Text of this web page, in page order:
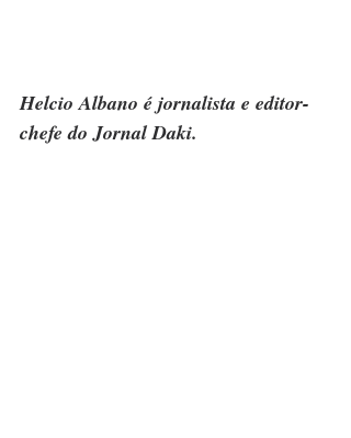
Helcio Albano é jornalista e editor-
chefe do Jornal Daki.